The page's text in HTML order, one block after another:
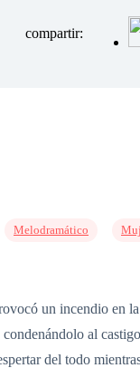
compartir:
Melodramático
un incendio en
al
del todo